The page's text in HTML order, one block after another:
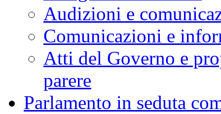
Audizioni e
Comunicazioni e
Atti del Governo e
parere
Parlamento in seduta